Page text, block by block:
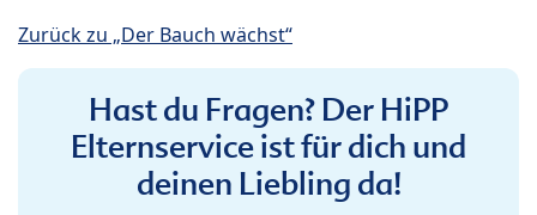
Zurück zu „Der Bauch wächst“
Hast du Fragen? Der HiPP
Elternservice ist für dich und
deinen Liebling da!